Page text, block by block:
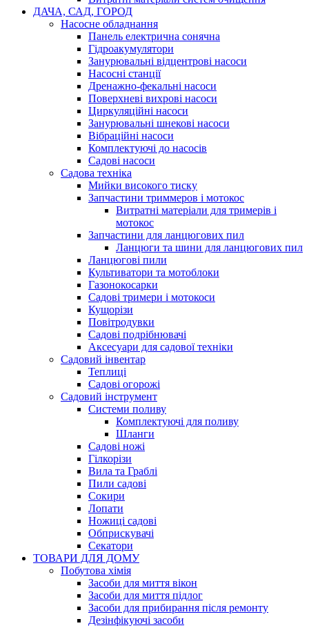
ДАЧА, САД, ГОРОД
Насосне обладнання
Панель електрична сонячна
Гідроакумулятори
Занурювальні відцентрові насоси
Насосні станції
Дренажно-фекальні насоси
Поверхневі вихрові насоси
Циркуляційні насоси
Занурювальні шнекові насоси
Вібраційні насоси
Комплектуючі до насосів
Cадові насоси
Садова техніка
Мийки високого тиску
Запчастини триммеров і мотокос
Витратні матеріали для тримерів і
мотокос
Запчастини для ланцюгових пил
Ланцюги та шини для ланцюгових пил
Ланцюгові пили
Культиватори та мотоблоки
Газонокосарки
Садові тримери і мотокоси
Кущорізи
Повітродувки
Садові подрібнювачі
Аксесуари для садової техніки
Садовий інвентар
Теплиці
Садові огорожі
Садовий інструмент
Системи поливу
Комплектуючі для поливу
Шланги
Садові ножі
Гілкорізи
Вила та Граблі
Пили садові
Сокири
Лопати
Ножиці садові
Обприскувачі
Секатори
ТОВАРИ ДЛЯ ДОМУ
Побутова хімія
Засоби для миття вікон
Засоби для миття підлог
Засоби для прибирання після ремонту
Дезінфікуючі засоби